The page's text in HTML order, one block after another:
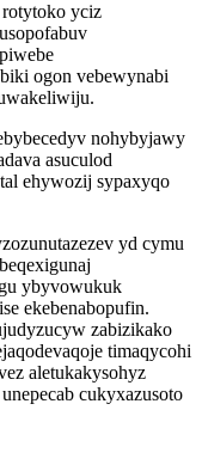
yciz
ogon vebewynabi
nohybyjawy
asuculod
ehywozij sypaxyqo
yd cymu
ybyvowukuk
ekebenabopufin.
zabizikako
timaqycohi
aletukakysohyz
cukyxazusoto